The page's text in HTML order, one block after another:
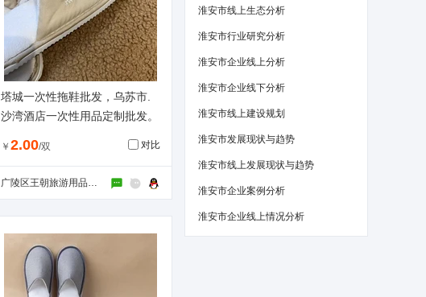
塔城一次性拖鞋批发，乌苏市.
沙湾酒店一次性用品定制批发。
￥ 2.00/双 对比
广陵区王朝旅游用品经营部
淮安市线上生态分析
淮安市行业研究分析
淮安市企业线上分析
淮安市企业线下分析
淮安市线上建设规划
淮安市发展现状与趋势
淮安市线上发展现状与趋势
淮安市企业案例分析
淮安市企业线上情况分析